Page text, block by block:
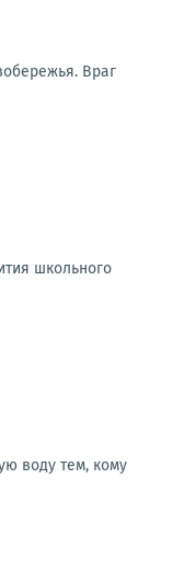
Враг
школьного
воду тем, кому